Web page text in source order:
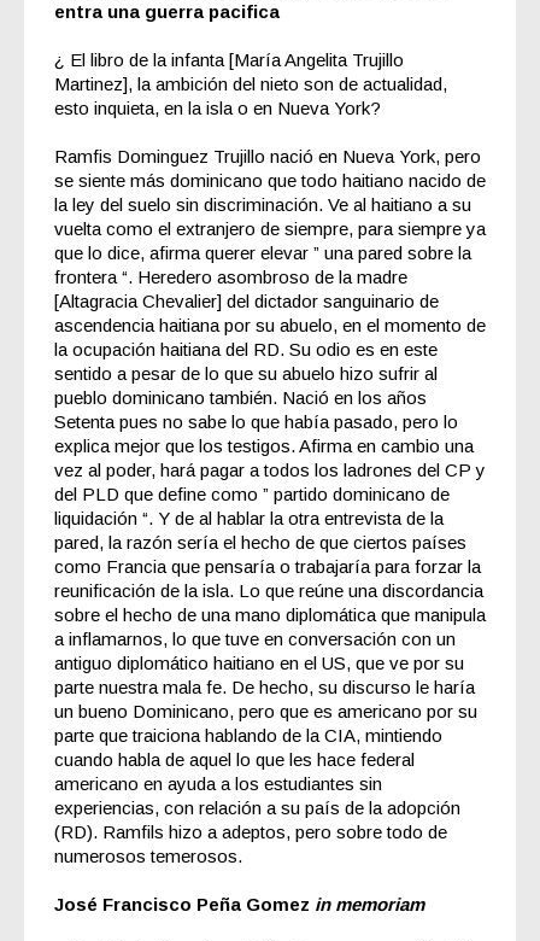
entra una guerra pacifica
¿ El libro de la infanta [María Angelita Trujillo
Martinez], la ambición del nieto son de actualidad,
esto inquieta, en la isla o en Nueva York?
Ramfis Dominguez Trujillo nació en Nueva York, pero
se siente más dominicano que todo haitiano nacido de
la ley del suelo sin discriminación. Ve al haitiano a su
vuelta como el extranjero de siempre, para siempre ya
que lo dice, afirma querer elevar ” una pared sobre la
frontera “. Heredero asombroso de la madre
[Altagracia Chevalier] del dictador sanguinario de
ascendencia haitiana por su abuelo, en el momento de
la ocupación haitiana del RD. Su odio es en este
sentido a pesar de lo que su abuelo hizo sufrir al
pueblo dominicano también. Nació en los años
Setenta pues no sabe lo que había pasado, pero lo
explica mejor que los testigos. Afirma en cambio una
vez al poder, hará pagar a todos los ladrones del CP y
del PLD que define como ” partido dominicano de
liquidación “. Y de al hablar la otra entrevista de la
pared, la razón sería el hecho de que ciertos países
como Francia que pensaría o trabajaría para forzar la
reunificación de la isla. Lo que reúne una discordancia
sobre el hecho de una mano diplomática que manipula
a inflamarnos, lo que tuve en conversación con un
antiguo diplomático haitiano en el US, que ve por su
parte nuestra mala fe. De hecho, su discurso le haría
un bueno Dominicano, pero que es americano por su
parte que traiciona hablando de la CIA, mintiendo
cuando habla de aquel lo que les hace federal
americano en ayuda a los estudiantes sin
experiencias, con relación a su país de la adopción
(RD). Ramfils hizo a adeptos, pero sobre todo de
numerosos temerosos.
José Francisco Peña Gomez in memoriam